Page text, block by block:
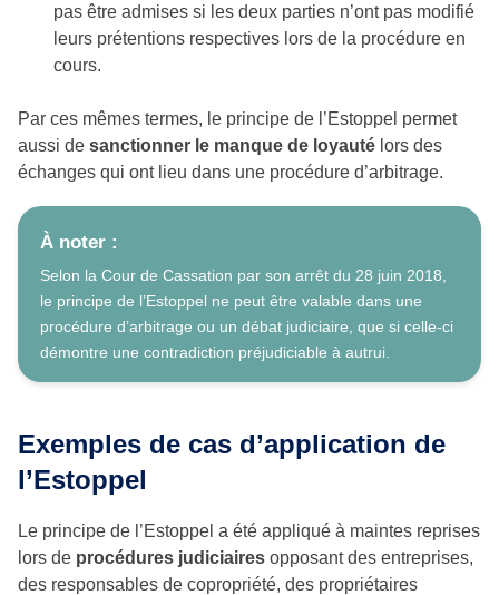
pas être admises si les deux parties n’ont pas modifié
leurs prétentions respectives lors de la procédure en
cours.
Par ces mêmes termes, le principe de l’Estoppel permet
aussi de sanctionner le manque de loyauté lors des
échanges qui ont lieu dans une procédure d’arbitrage.
À noter :
Selon la Cour de Cassation par son arrêt du 28 juin 2018,
le principe de l’Estoppel ne peut être valable dans une
procédure d’arbitrage ou un débat judiciaire, que si celle-ci
démontre une contradiction préjudiciable à autrui.
Exemples de cas d’application de
l’Estoppel
Le principe de l’Estoppel a été appliqué à maintes reprises
lors de procédures judiciaires opposant des entreprises,
des responsables de copropriété, des propriétaires